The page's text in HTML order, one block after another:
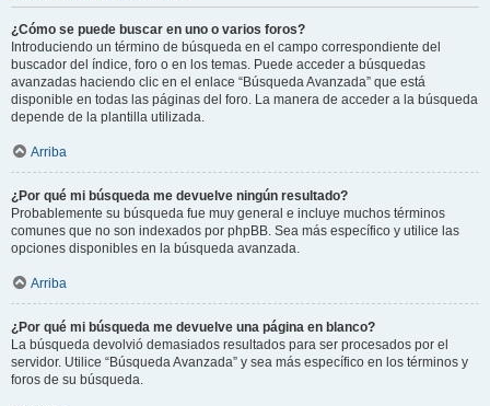
¿Cómo se puede buscar en uno o varios foros?
Introduciendo un término de búsqueda en el campo correspondiente del
buscador del índice, foro o en los temas. Puede acceder a búsquedas
avanzadas haciendo clic en el enlace “Búsqueda Avanzada” que está
disponible en todas las páginas del foro. La manera de acceder a la búsqueda
depende de la plantilla utilizada.
Arriba
¿Por qué mi búsqueda me devuelve ningún resultado?
Probablemente su búsqueda fue muy general e incluye muchos términos
comunes que no son indexados por phpBB. Sea más específico y utilice las
opciones disponibles en la búsqueda avanzada.
Arriba
¿Por qué mi búsqueda me devuelve una página en blanco?
La búsqueda devolvió demasiados resultados para ser procesados por el
servidor. Utilice “Búsqueda Avanzada” y sea más específico en los términos y
foros de su búsqueda.